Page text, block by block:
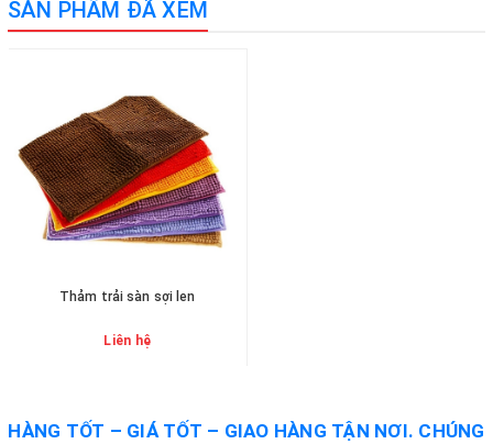
SẢN PHẨM ĐÃ XEM
Thảm trải sàn sợi len
Liên hệ
HÀNG TỐT – GIÁ TỐT – GIAO HÀNG TẬN NƠI. CHÚNG